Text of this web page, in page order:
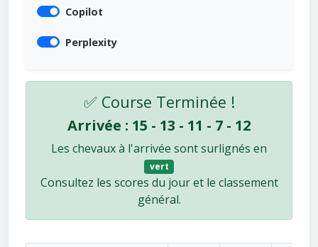
Copilot
Perplexity
✅ Course Terminée !
Arrivée : 15 - 13 - 11 - 7 - 12
Les chevaux à l'arrivée sont surlignés en
vert
Consultez les scores du jour et le classement
général.